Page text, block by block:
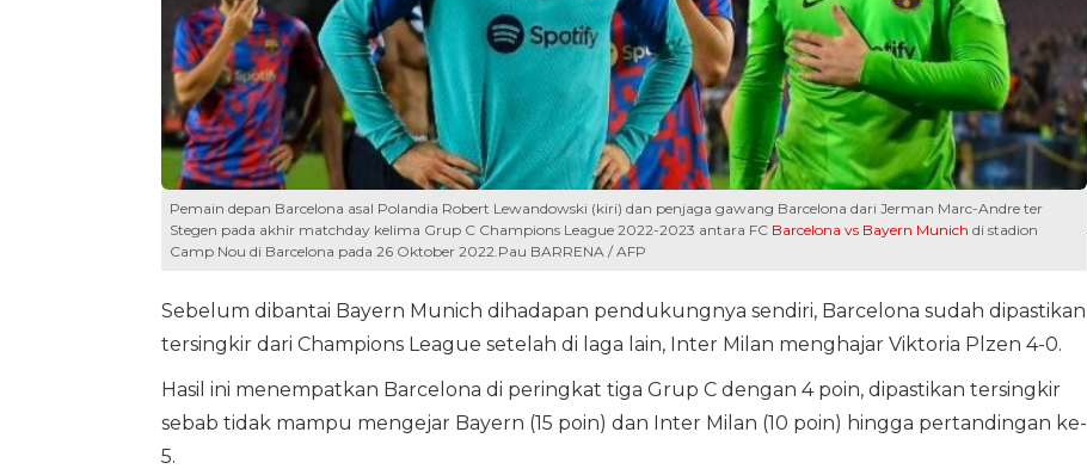
Pemain depan Barcelona asal Polandia Robert Lewandowski (kiri) dan penjaga gawang Barcelona dari Jerman Marc-Andre ter
Stegen pada akhir matchday kelima Grup C Champions League 2022-2023 antara FC Barcelona vs Bayern Munich di stadion
Camp Nou di Barcelona pada 26 Oktober 2022.Pau BARRENA / AFP
Sebelum dibantai Bayern Munich dihadapan pendukungnya sendiri, Barcelona sudah dipastikan
tersingkir dari Champions League setelah di laga lain, Inter Milan menghajar Viktoria Plzen 4-0.
Hasil ini menempatkan Barcelona di peringkat tiga Grup C dengan 4 poin, dipastikan tersingkir
sebab tidak mampu mengejar Bayern (15 poin) dan Inter Milan (10 poin) hingga pertandingan ke-
5.